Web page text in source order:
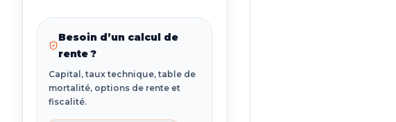
Besoin d’un calcul de
rente ?
Capital, taux technique, table de
mortalité, options de rente et
fiscalité.